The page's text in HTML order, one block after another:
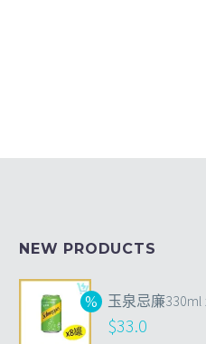
NEW PRODUCTS
玉泉忌廉330ml
$33.0